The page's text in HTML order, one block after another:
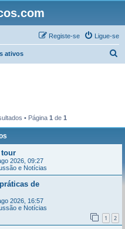
Ligue-se
Registe-se
ativos
• Página 1 de 1
tour
2026, 09:27
e Notícias
de
2026, 16:57
e Notícias
1 2